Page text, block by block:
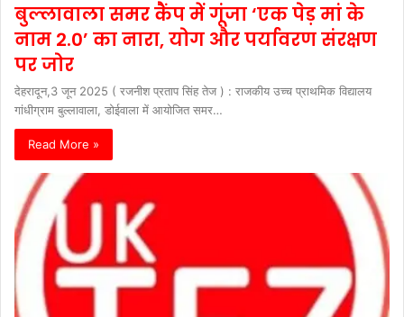
बुल्लावाला समर कैंप में गूंजा ‘एक पेड़ मां के
नाम 2.0’ का नारा, योग और पर्यावरण संरक्षण
पर जोर
देहरादून,3 जून 2025 ( रजनीश प्रताप सिंह तेज ) : राजकीय उच्च प्राथमिक विद्यालय
गांधीग्राम बुल्लावाला, डोईवाला में आयोजित समर…
Read More »